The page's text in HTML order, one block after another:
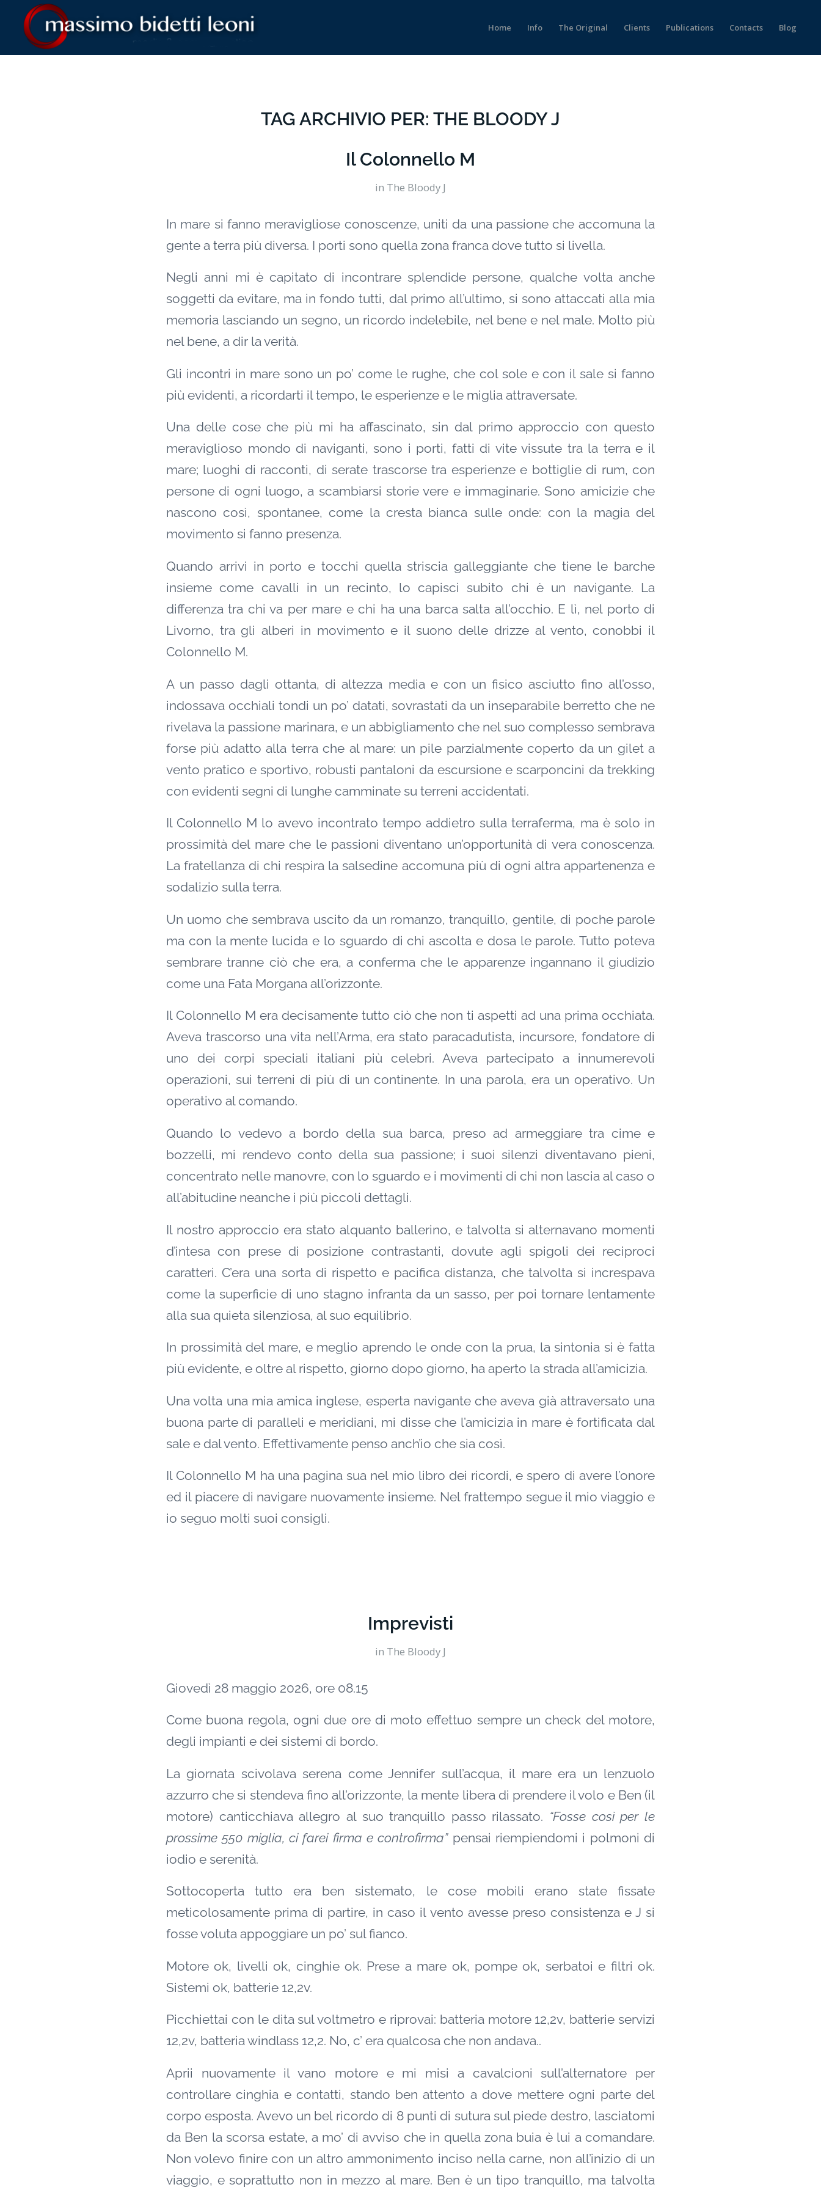
Home Info The Original Clients Publications Contacts Blog
TAG ARCHIVIO PER: THE BLOODY J
Il Colonnello M
in The Bloody J
In mare si fanno meravigliose conoscenze, uniti da una passione che accomuna la
gente a terra più diversa. I porti sono quella zona franca dove tutto si livella.
Negli anni mi è capitato di incontrare splendide persone, qualche volta anche
soggetti da evitare, ma in fondo tutti, dal primo all’ultimo, si sono attaccati alla mia
memoria lasciando un segno, un ricordo indelebile, nel bene e nel male. Molto più
nel bene, a dir la verità.
Gli incontri in mare sono un po’ come le rughe, che col sole e con il sale si fanno
più evidenti, a ricordarti il tempo, le esperienze e le miglia attraversate.
Una delle cose che più mi ha affascinato, sin dal primo approccio con questo
meraviglioso mondo di naviganti, sono i porti, fatti di vite vissute tra la terra e il
mare; luoghi di racconti, di serate trascorse tra esperienze e bottiglie di rum, con
persone di ogni luogo, a scambiarsi storie vere e immaginarie. Sono amicizie che
nascono così, spontanee, come la cresta bianca sulle onde: con la magia del
movimento si fanno presenza.
Quando arrivi in porto e tocchi quella striscia galleggiante che tiene le barche
insieme come cavalli in un recinto, lo capisci subito chi è un navigante. La
differenza tra chi va per mare e chi ha una barca salta all’occhio. E lì, nel porto di
Livorno, tra gli alberi in movimento e il suono delle drizze al vento, conobbi il
Colonnello M.
A un passo dagli ottanta, di altezza media e con un fisico asciutto fino all’osso,
indossava occhiali tondi un po’ datati, sovrastati da un inseparabile berretto che ne
rivelava la passione marinara, e un abbigliamento che nel suo complesso sembrava
forse più adatto alla terra che al mare: un pile parzialmente coperto da un gilet a
vento pratico e sportivo, robusti pantaloni da escursione e scarponcini da trekking
con evidenti segni di lunghe camminate su terreni accidentati.
Il Colonnello M lo avevo incontrato tempo addietro sulla terraferma, ma è solo in
prossimità del mare che le passioni diventano un’opportunità di vera conoscenza.
La fratellanza di chi respira la salsedine accomuna più di ogni altra appartenenza e
sodalizio sulla terra.
Un uomo che sembrava uscito da un romanzo, tranquillo, gentile, di poche parole
ma con la mente lucida e lo sguardo di chi ascolta e dosa le parole. Tutto poteva
sembrare tranne ciò che era, a conferma che le apparenze ingannano il giudizio
come una Fata Morgana all’orizzonte.
Il Colonnello M era decisamente tutto ciò che non ti aspetti ad una prima occhiata.
Aveva trascorso una vita nell’Arma, era stato paracadutista, incursore, fondatore di
uno dei corpi speciali italiani più celebri. Aveva partecipato a innumerevoli
operazioni, sui terreni di più di un continente. In una parola, era un operativo. Un
operativo al comando.
Quando lo vedevo a bordo della sua barca, preso ad armeggiare tra cime e
bozzelli, mi rendevo conto della sua passione; i suoi silenzi diventavano pieni,
concentrato nelle manovre, con lo sguardo e i movimenti di chi non lascia al caso o
all’abitudine neanche i più piccoli dettagli.
Il nostro approccio era stato alquanto ballerino, e talvolta si alternavano momenti
d’intesa con prese di posizione contrastanti, dovute agli spigoli dei reciproci
caratteri. C’era una sorta di rispetto e pacifica distanza, che talvolta si increspava
come la superficie di uno stagno infranta da un sasso, per poi tornare lentamente
alla sua quieta silenziosa, al suo equilibrio.
In prossimità del mare, e meglio aprendo le onde con la prua, la sintonia si è fatta
più evidente, e oltre al rispetto, giorno dopo giorno, ha aperto la strada all’amicizia.
Una volta una mia amica inglese, esperta navigante che aveva già attraversato una
buona parte di paralleli e meridiani, mi disse che l’amicizia in mare è fortificata dal
sale e dal vento. Effettivamente penso anch’io che sia così.
Il Colonnello M ha una pagina sua nel mio libro dei ricordi, e spero di avere l’onore
ed il piacere di navigare nuovamente insieme. Nel frattempo segue il mio viaggio e
io seguo molti suoi consigli.
Imprevisti
in The Bloody J
Giovedì 28 maggio 2026, ore 08.15
Come buona regola, ogni due ore di moto effettuo sempre un check del motore,
degli impianti e dei sistemi di bordo.
La giornata scivolava serena come Jennifer sull’acqua, il mare era un lenzuolo
azzurro che si stendeva fino all’orizzonte, la mente libera di prendere il volo e Ben (il
motore) canticchiava allegro al suo tranquillo passo rilassato. “Fosse così per le
prossime 550 miglia, ci farei firma e controfirma”pensai riempiendomi i polmoni di
iodio e serenità.
Sottocoperta tutto era ben sistemato, le cose mobili erano state fissate
meticolosamente prima di partire, in caso il vento avesse preso consistenza e J si
fosse voluta appoggiare un po’ sul fianco.
Motore ok, livelli ok, cinghie ok. Prese a mare ok, pompe ok, serbatoi e filtri ok.
Sistemi ok, batterie 12,2v.
Picchiettai con le dita sul voltmetro e riprovai: batteria motore 12,2v, batterie servizi
12,2v, batteria windlass 12,2. No, c’ era qualcosa che non andava..
Aprii nuovamente il vano motore e mi misi a cavalcioni sull’alternatore per
controllare cinghia e contatti, stando ben attento a dove mettere ogni parte del
corpo esposta. Avevo un bel ricordo di 8 punti di sutura sul piede destro, lasciatomi
da Ben la scorsa estate, a mo’ di avviso che in quella zona buia è lui a comandare.
Non volevo finire con un altro ammonimento inciso nella carne, non all’inizio di un
viaggio, e soprattutto non in mezzo al mare. Ben è un tipo tranquillo, ma talvolta